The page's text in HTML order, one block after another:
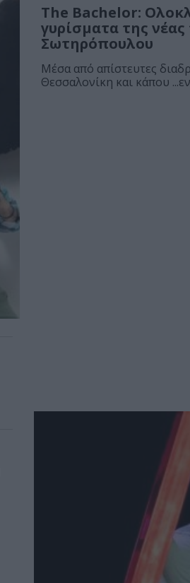
The Bachelor:
γυρίσματα της
Σωτηρόπουλου
Μέσα από απίστευτες
Θεσσαλονίκη και κάπου